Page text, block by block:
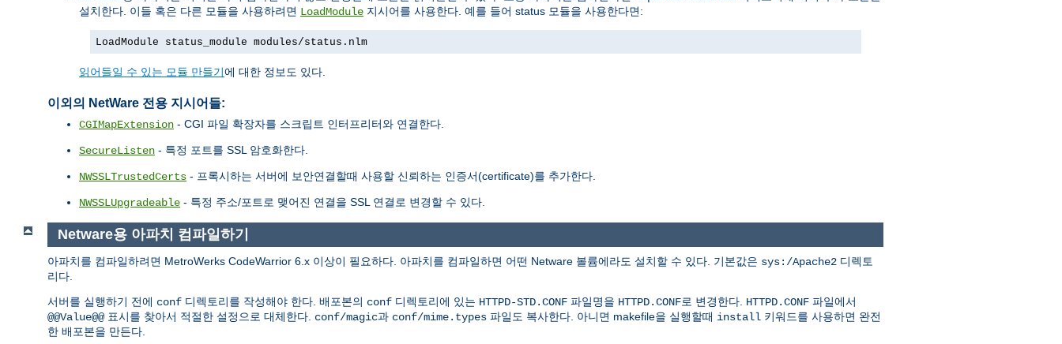
설치한다. 이들 혹은 다른 모듈을 사용하려면 LoadModule 지시어를 사용한다. 예를 들어 status 모듈을 사용한다면:
LoadModule status_module modules/status.nlm
읽어들일 수 있는 모듈 만들기에 대한 정보도 있다.
이외의 NetWare 전용 지시어들:
CGIMapExtension - CGI 파일 확장자를 스크립트 인터프리터와 연결한다.
SecureListen - 특정 포트를 SSL 암호화한다.
NWSSLTrustedCerts - 프록시하는 서버에 보안연결할때 사용할 신뢰하는 인증서(certificate)를 추가한다.
NWSSLUpgradeable - 특정 주소/포트로 맺어진 연결을 SSL 연결로 변경할 수 있다.
Netware용 아파치 컴파일하기
아파치를 컴파일하려면 MetroWerks CodeWarrior 6.x 이상이 필요하다. 아파치를 컴파일하면 어떤 Netware 볼륨에라도 설치할 수 있다. 기본값은 sys:/Apache2 디렉토
리다.
서버를 실행하기 전에 conf 디렉토리를 작성해야 한다. 배포본의 conf 디렉토리에 있는 HTTPD-STD.CONF 파일명을 HTTPD.CONF로 변경한다. HTTPD.CONF 파일에서
@@Value@@표시를 찾아서 적절한 설정으로 대체한다. conf/magic과 conf/mime.types 파일도 복사한다. 아니면 makefile을 실행할때 install 키워드를 사용하면 완전
한 배포본을 만든다.